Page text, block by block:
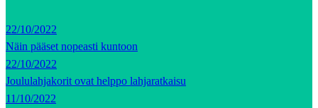
22/10/2022
Näin pääset nopeasti kuntoon
22/10/2022
Joululahjakorit ovat helppo lahjaratkaisu
11/10/2022